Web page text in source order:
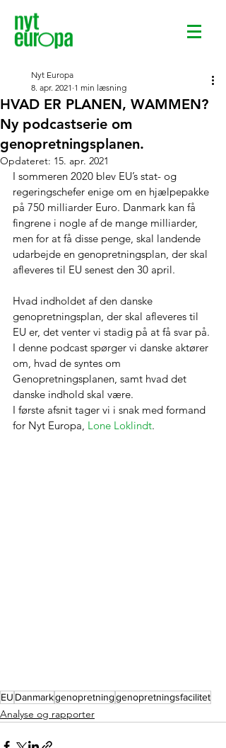
HVAD ER PLANEN, WAMMEN?
Ny podcastserie om
genopretningsplanen.
Nyt Europa
8. apr. 2021 1 min læsning
Opdateret: 15. apr. 2021
I sommeren 2020 blev EU’s stat- og
regeringschefer enige om en hjælpepakke
på 750 milliarder Euro. Danmark kan få
fingrene i nogle af de mange milliarder,
men for at få disse penge, skal landende
udarbejde en genopretningsplan, der skal
afleveres til EU senest den 30 april.
Hvad indholdet af den danske
genopretningsplan, der skal afleveres til
EU er, det venter vi stadig på at få svar på.
I denne podcast spørger vi danske aktører
om, hvad de syntes om
Genopretningsplanen, samt hvad det
danske indhold skal være.
I første afsnit tager vi i snak med formand
for Nyt Europa, Lone Loklindt.
EU Danmarkgenopretninggenopretningsfacilitet
Analyse og rapporter